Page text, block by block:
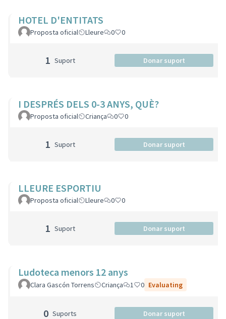
HOTEL D'ENTITATS
Proposta oficial Lleure 0 0
1 Suport Donar suport
I DESPRÉS DELS 0-3 ANYS, QUÈ?
Proposta oficial Criança 0 0
1 Suport Donar suport
LLEURE ESPORTIU
Proposta oficial Lleure 0 0
1 Suport Donar suport
Ludoteca menors 12 anys
Clara Gascón Torrens Criança 1 0 Evaluating
0 Suports Donar suport